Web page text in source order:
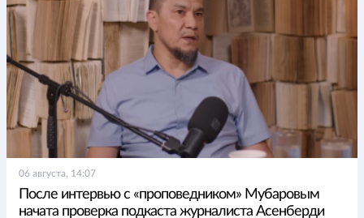
06 августа, 14:07
После интервью с «проповедником» Мубаровым
начата проверка подкаста журналиста Асенберди